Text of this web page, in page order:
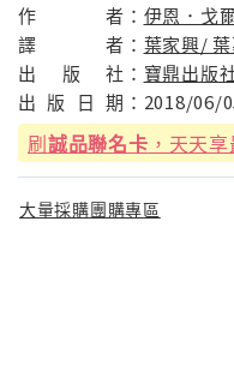
作 者： 伊恩．戈
譯
者： 葉家興/ 葉
出
版 社： 寶鼎出版
出 版 日 期： 2018/06/
刷誠品聯名卡 ，天天
大量採購團購專區